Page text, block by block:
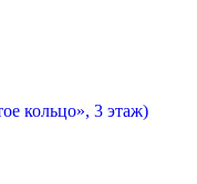
кольцо», 3 этаж)